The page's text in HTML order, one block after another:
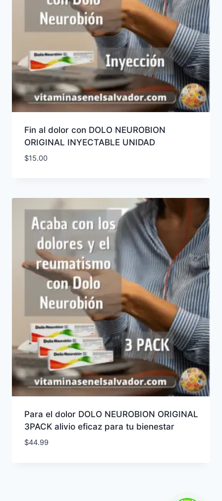
Fin al dolor con DOLO NEUROBION
ORIGINAL INYECTABLE UNIDAD
$15.00
Para el dolor DOLO NEUROBION ORIGINAL
3PACK alivio eficaz para tu bienestar
$44.99